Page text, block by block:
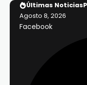
Últimas Noticias
Agosto 8, 2026
Facebook